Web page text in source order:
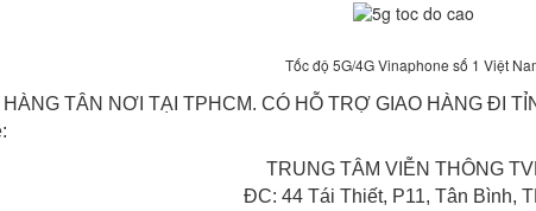
Tốc độ 5G/4G Vinaphone số 1 Việt
HÀNG TÂN NƠI TẠI TPHCM. CÓ HỖ TRỢ GIAO HÀNG ĐI
TRUNG TÂM VIỄN THÔNG
ĐC: 44 Tái Thiết, P11, Tân Bình,